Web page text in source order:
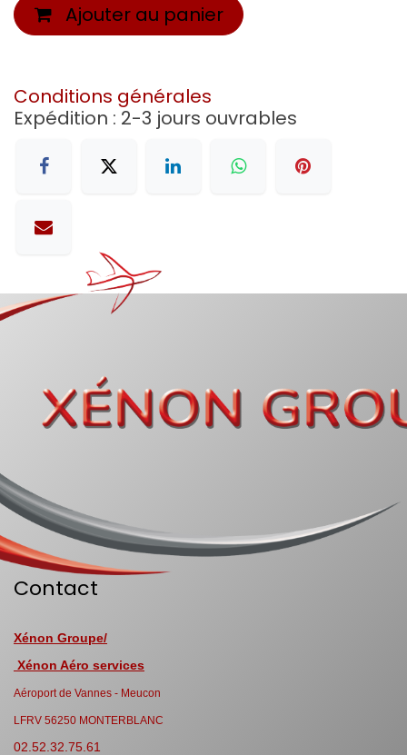
Ajouter au panier
Conditions générales
Expédition : 2-3 jours ouvrables
Contact
Xénon Groupe/
Xénon Aéro services
Aéroport de Vannes - Meucon
LFRV 56250 MONTERBLANC
02.52.32.75.61